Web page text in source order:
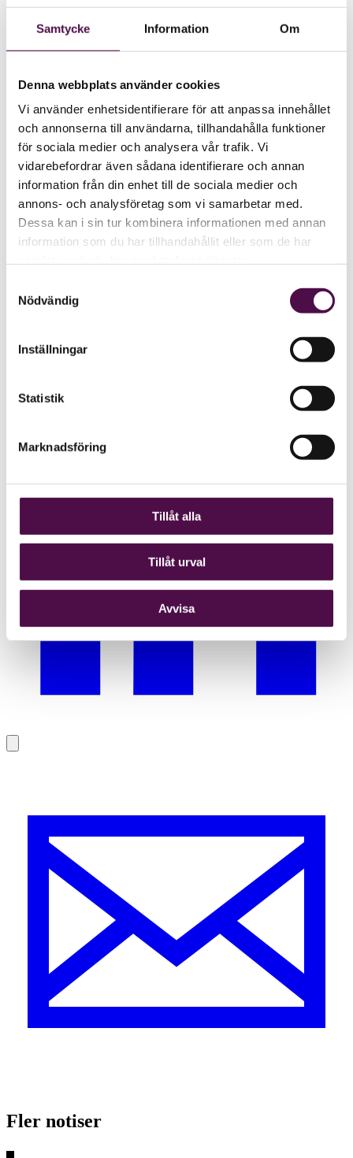
Samtycke Information Om
Denna webbplats använder cookies
Vi använder enhetsidentifierare för att anpassa innehållet
och annonserna till användarna, tillhandahålla funktioner
för sociala medier och analysera vår trafik. Vi
vidarebefordrar även sådana identifierare och annan
information från din enhet till de sociala medier och
annons- och analysföretag som vi samarbetar med.
Dessa kan i sin tur kombinera informationen med annan
information som du har tillhandahållit eller som de har
Nödvändig
Inställningar
Statistik
Marknadsföring
Tillåt alla
Tillåt urval
Avvisa
Fler notiser